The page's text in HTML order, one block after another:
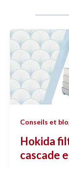
Conseils et
Hokida
cascade
Hokida
filtre
à
douche
biologique
cascade
et
pour
votre